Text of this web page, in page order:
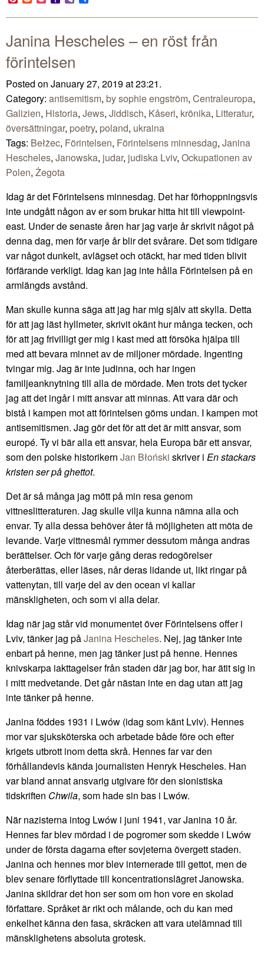
Mail
Janina Hescheles – en röst från
förintelsen
Posted on January 27, 2019 at 23:21.
Category: antisemitism, by sophie engström, Centraleuropa,
Galizien, Historia, Jews, Jiddisch, Kåseri, krönika, Litteratur,
översättningar, poetry, poland, ukraina
Tags: Bełżec, Förintelsen, Förintelsens minnesdag, Janina
Hescheles, Janowska, judar, judiska Lviv, Ockupationen av
Polen, Żegota
Idag är det Förintelsens minnesdag. Det har förhoppningsvis
inte undgått någon av er som brukar hitta hit till viewpoint-
east. Under de senaste åren har jag varje år skrivit något på
denna dag, men för varje år blir det svårare. Det som tidigare
var något dunkelt, avlägset och otäckt, har med tiden blivit
förfärande verkligt. Idag kan jag inte hålla Förintelsen på en
armlängds avstånd.
Man skulle kunna säga att jag har mig själv att skylla. Detta
för att jag läst hyllmeter, skrivit okänt hur många tecken, och
för att jag frivilligt ger mig i kast med att försöka hjälpa till
med att bevara minnet av de miljoner mördade. Ingenting
tvingar mig. Jag är inte judinna, och har ingen
familjeanknytning till alla de mördade. Men trots det tycker
jag att det ingår i mitt ansvar att minnas. Att vara där och
bistå i kampen mot att förintelsen göms undan. I kampen mot
antisemitismen. Jag gör det för att det är mitt ansvar, som
europé. Ty vi bär alla ett ansvar, hela Europa bär ett ansvar,
som den polske historikern Jan Błoński skriver i En stackars
kristen ser på ghettot.
Det är så många jag mött på min resa genom
vittneslitteraturen. Jag skulle vilja kunna nämna alla och
envar. Ty alla dessa behöver åter få möjligheten att möta de
levande. Varje vittnesmål rymmer dessutom många andras
berättelser. Och för varje gång deras redogörelser
återberättas, eller läses, når deras lidande ut, likt ringar på
vattenytan, till varje del av den ocean vi kallar
mänskligheten, och som vi alla delar.
Idag när jag står vid monumentet över Förintelsens offer i
Lviv, tänker jag påJanina Hescheles. Nej, jag tänker inte
enbart på henne, men jag tänker just på henne. Hennes
knivskarpa iakttagelser från staden där jag bor, har ätit sig in
i mitt medvetande. Det går nästan inte en dag utan att jag
inte tänker på henne.
Janina föddes 1931 i Lwów (idag som känt Lviv). Hennes
mor var sjuksköterska och arbetade både före och efter
krigets utbrott inom detta skrå. Hennes far var den
förhållandevis kända journalisten Henryk Hescheles. Han
var bland annat ansvarig utgivare för den sionistiska
tidskriften Chwila, som hade sin bas i Lwów.
När nazisterna intog Lwów i juni 1941, var Janina 10 år.
Hennes far blev mördad i de pogromer som skedde i Lwów
under de första dagarna efter sovjeterna övergett staden.
Janina och hennes mor blev internerade till gettot, men de
blev senare förflyttade till koncentrationslägret Janowska.
Janina skildrar det hon ser som om hon vore en skolad
författare. Språket är rikt och målande, och du kan med
enkelhet känna den fasa, skräcken att vara utelämnad till
mänsklighetens absoluta grotesk.